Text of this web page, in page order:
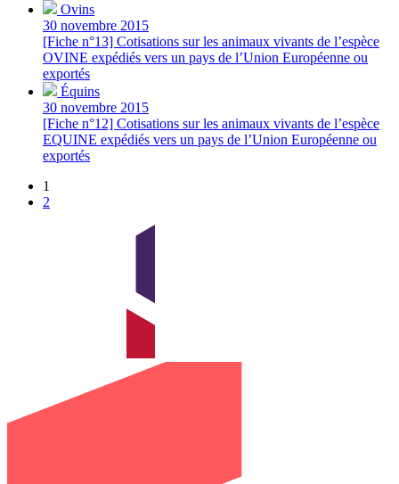
Ovins
30 novembre 2015
[Fiche n°13] Cotisations sur les animaux vivants de l’espèce
OVINE expédiés vers un pays de l’Union Européenne ou
exportés
Équins
30 novembre 2015
[Fiche n°12] Cotisations sur les animaux vivants de l’espèce
EQUINE expédiés vers un pays de l’Union Européenne ou
exportés
1
2